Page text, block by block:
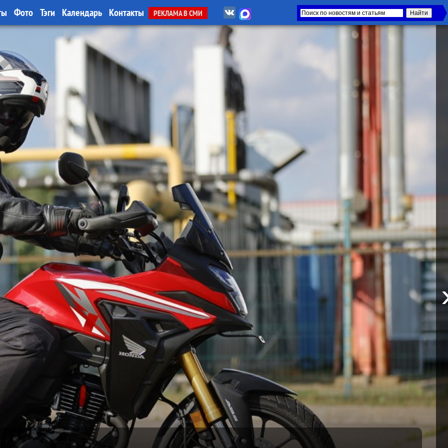
Фото Тэги Календарь Контакты РЕКЛАМА В СМИ